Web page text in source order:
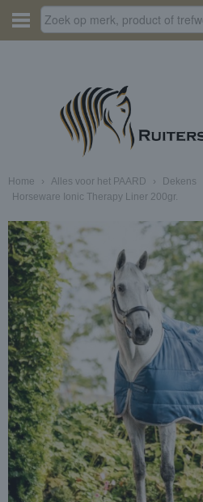
Home › Alles voor het PAARD › Dekens
Horseware Ionic Therapy Liner 200gr.